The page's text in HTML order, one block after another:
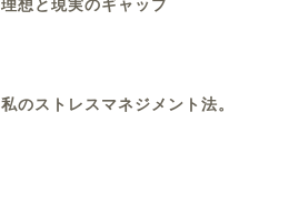
理想と現実のギャップ
私のストレスマネジメント法。